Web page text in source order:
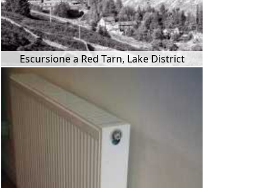
Escursione a Red Tarn, Lake District